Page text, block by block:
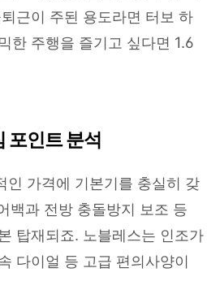
근이 주된 용도라면 터보 하
한 주행을 즐기고 싶다면 1.6
포인트 분석
인 가격에 기본기를 충실히 갖
백과 전방 충돌방지 보조 등
탑재되죠. 노블레스는 인조가
다이얼 등 고급 편의사양이